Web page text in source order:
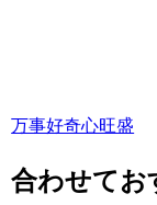
万事好奇心旺盛
合わせてお